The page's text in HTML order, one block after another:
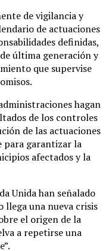
de vigilancia y
de actuaciones
definidas,
última generación y
que supervise
hagan
de los controles
de las actuaciones
para garantizar la
afectados y la
Unida han señalado
llega una nueva crisis
el origen de la
a repetirse una